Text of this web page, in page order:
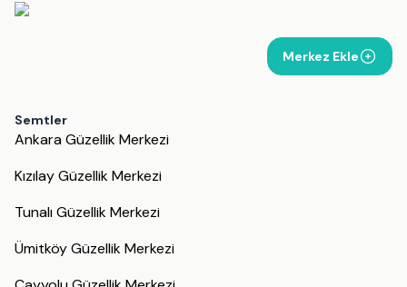
Merkez Ekle
Semtler
Ankara Güzellik Merkezi
Kızılay Güzellik Merkezi
Tunalı Güzellik Merkezi
Ümitköy Güzellik Merkezi